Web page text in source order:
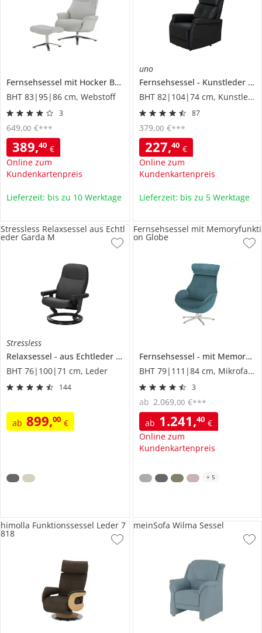
Fernsehsessel mit Hocker Bormie
BHT 83|95|86 cm, Webstoff
3
389,40 €
Online zum
Kundenkartenpreis
649,00 €***
Lieferzeit: bis zu 10 Werktage
uno
Fernsehsessel
Kunstleder
BHT 82|104|74 cm, Kunstleder
87
227,40 €
Online zum
Kundenkartenpreis
379,00 €***
Lieferzeit: bis zu 5 Werktage
Stressless
Relaxsessel
aus Echtleder
Garda M
BHT 76|100|71 cm, Leder
144
ab 899,00 €
Stressless Relaxsessel aus Echtl
eder Garda M
Fernsehsessel
mit Memoryfunktion
BHT 79|111|84 cm, Mikrofaser
3
ab 1.241,40 €
Online zum
Kundenkartenpreis
ab 2.069,00 €***
Fernsehsessel mit Memoryfunkti
on Globe
+ 5
himolla Funktionssessel Leder 7
818
meinSofa Wilma Sessel